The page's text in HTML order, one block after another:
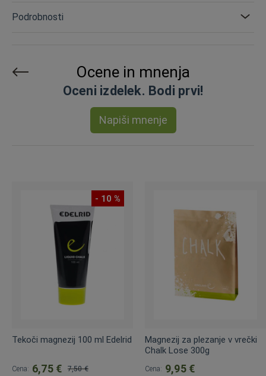
Podrobnosti
Ocene in mnenja
Oceni izdelek. Bodi prvi!
Napiši mnenje
- 10 %
Tekoči magnezij 100 ml Edelrid
Cena: 6,75 € 7,50 €
Magnezij za plezanje v vrečki
Chalk Lose 300g
Cena: 9,95 €